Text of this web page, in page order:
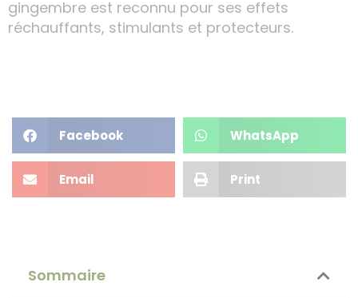
gingembre est reconnu pour ses effets
réchauffants, stimulants et protecteurs.
Facebook WhatsApp
Email Print
Sommaire